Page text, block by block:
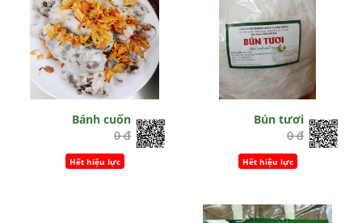
Bánh cuốn
0 đ
Hết hiệu lực
Bún tươi
0 đ
Hết hiệu lực